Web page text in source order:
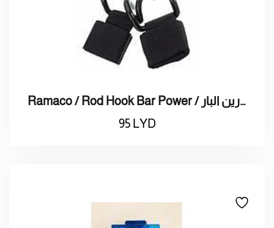
Ramaco / Rod Hook Bar Power / راماكو / رباط يد مساعد لتمارين البار
95 LYD